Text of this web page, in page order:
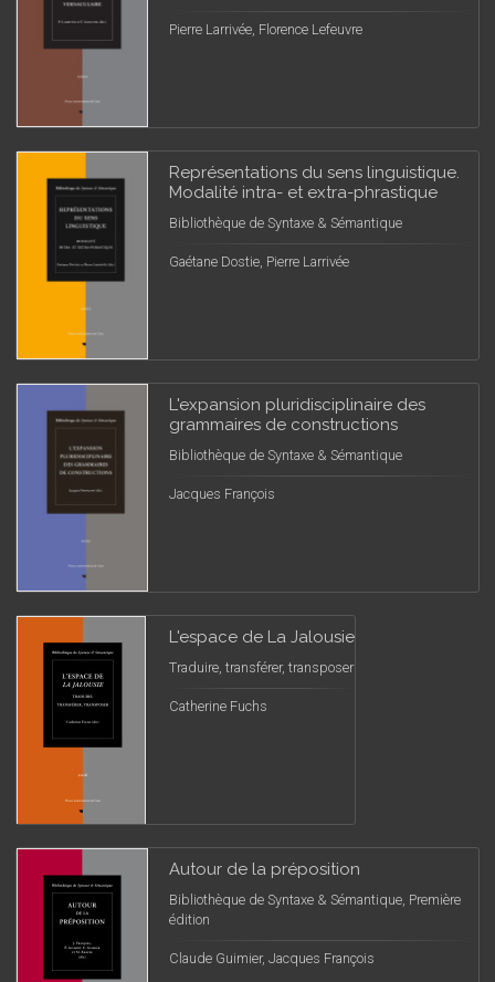
Pierre Larrivée, Florence Lefeuvre
Représentations du sens linguistique.
Modalité intra- et extra-phrastique
Bibliothèque de Syntaxe & Sémantique
Gaétane Dostie, Pierre Larrivée
L'expansion pluridisciplinaire des
grammaires de constructions
Bibliothèque de Syntaxe & Sémantique
Jacques François
L'espace de La Jalousie
Traduire, transférer, transposer
Catherine Fuchs
Autour de la préposition
Bibliothèque de Syntaxe & Sémantique, Première
édition
Claude Guimier, Jacques François